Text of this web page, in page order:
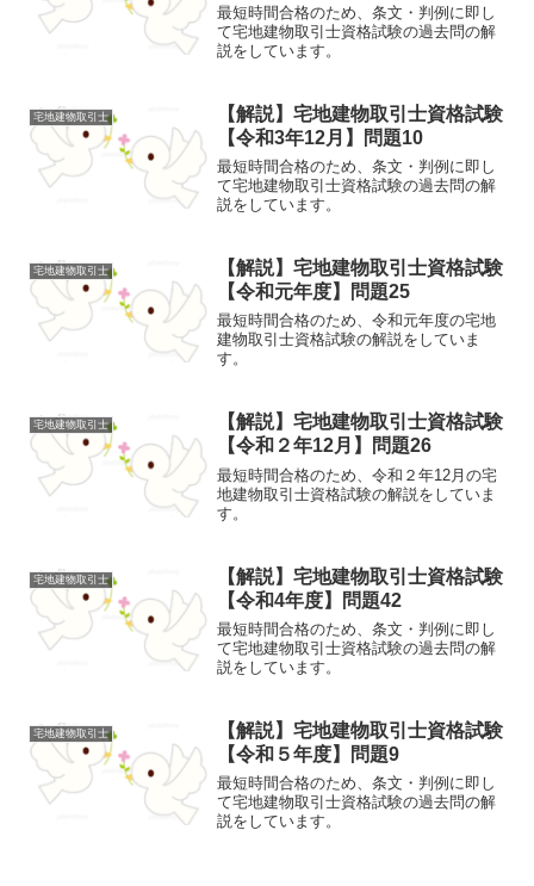
最短時間合格のため、条文・判例に即し
て宅地建物取引士資格試験の過去問の解
説をしています。
宅地建物取引士
【解説】宅地建物取引士資格試験
【令和3年12月】問題10
最短時間合格のため、条文・判例に即し
て宅地建物取引士資格試験の過去問の解
説をしています。
宅地建物取引士
【解説】宅地建物取引士資格試験
【令和元年度】問題25
最短時間合格のため、令和元年度の宅地
建物取引士資格試験の解説をしていま
す。
宅地建物取引士
【解説】宅地建物取引士資格試験
【令和２年12月】問題26
最短時間合格のため、令和２年12月の宅
地建物取引士資格試験の解説をしていま
す。
宅地建物取引士
【解説】宅地建物取引士資格試験
【令和4年度】問題42
最短時間合格のため、条文・判例に即し
て宅地建物取引士資格試験の過去問の解
説をしています。
宅地建物取引士
【解説】宅地建物取引士資格試験
【令和５年度】問題9
最短時間合格のため、条文・判例に即し
て宅地建物取引士資格試験の過去問の解
説をしています。